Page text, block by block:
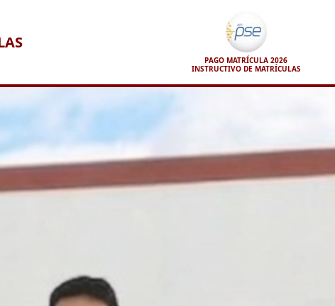
PAGO MATRÍCULA 2026
INSTRUCTIVO DE MATRÍCULAS